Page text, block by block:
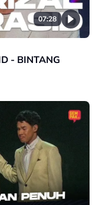
07:28
- BINTANG